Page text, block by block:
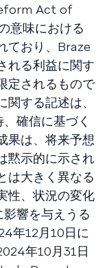
Act of
意味における
ており、Braze
れる利益に関す
定されるもので
する記述は、
確信に基づく
果は、将来予想
黙示的に示され
は大きく異なる
性、状況の変化
響を与えうる
年12月10日に
年10月31日